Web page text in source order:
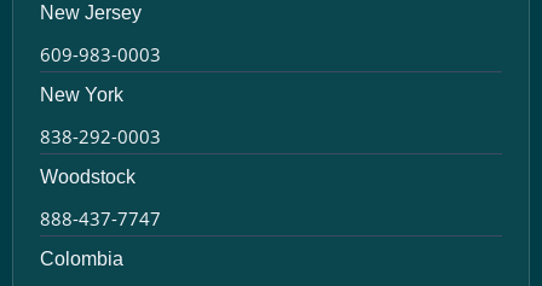
New Jersey
609-983-0003
New York
838-292-0003
Woodstock
888-437-7747
Colombia